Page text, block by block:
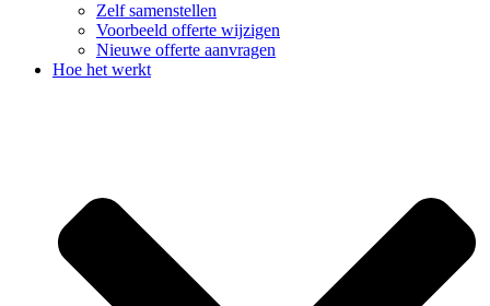
Zelf samenstellen
Voorbeeld offerte wijzigen
Nieuwe offerte aanvragen
Hoe het werkt